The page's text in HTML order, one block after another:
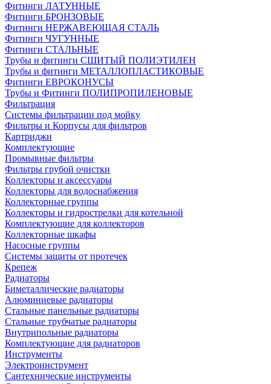
Фитинги ЛАТУННЫЕ
Фитинги БРОНЗОВЫЕ
Фитинги НЕРЖАВЕЮЩАЯ СТАЛЬ
Фитинги ЧУГУННЫЕ
Фитинги СТАЛЬНЫЕ
Трубы и фитинги СШИТЫЙ ПОЛИЭТИЛЕН
Трубы и фитинги МЕТАЛЛОПЛАСТИКОВЫЕ
Фитинги ЕВРОКОНУСЫ
Трубы и Фитинги ПОЛИПРОПИЛЕНОВЫЕ
Фильтрация
Системы фильтрации под мойку
Фильтры и Корпусы для фильтров
Картриджи
Комплектующие
Промывные фильтры
Фильтры грубой очистки
Коллекторы и аксессуары
Коллекторы для водоснабжения
Коллекторные группы
Коллекторы и гидрострелки для котельной
Комплектующие для коллекторов
Коллекторные шкафы
Насосные группы
Системы защиты от протечек
Крепеж
Радиаторы
Биметаллические радиаторы
Алюминиевые радиаторы
Стальные панельные радиаторы
Стальные трубчатые радиаторы
Внутрипольные радиаторы
Комплектующие для радиаторов
Инструменты
Электроинструмент
Сантехнические инструменты